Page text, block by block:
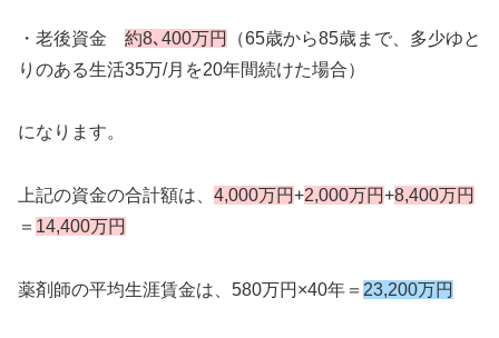
・老後資金 約8､400万円
（65歳から85歳まで、多少ゆと
りのある生活35万/月を20年間続けた場合）
になります。
上記の資金の合計額は、 4,000万円+2,000万円+8,400万円
＝ 14,400万円
薬剤師の平均生涯賃金は、580万円×40年＝ 23,200万円